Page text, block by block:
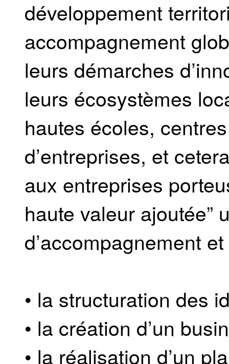
développement
accompagnement
leurs démarches
leurs écosystèmes
hautes écoles,
d’entreprises, et
aux entreprises
haute valeur ajoutée”
d’accompagnement
• la structuration des
• la création d’un
• la réalisation d’un